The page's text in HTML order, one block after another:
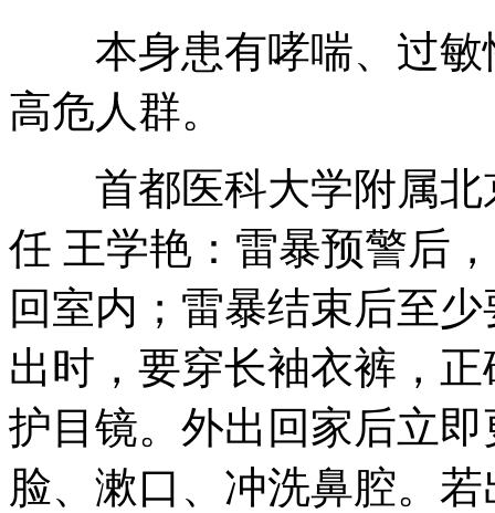
本身患有哮喘、过敏
高危人群。
首都医科大学附属北
任 王学艳：雷暴预警后
回室内；雷暴结束后至
出时，要穿长袖衣裤，
护目镜。外出回家后立
脸、漱口、冲洗鼻腔。